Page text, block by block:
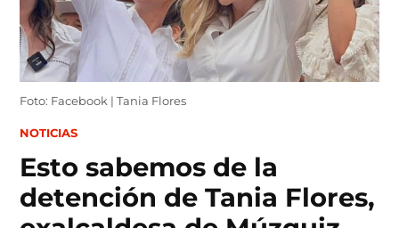
Foto: Facebook | Tania Flores
POSTED
NOTICIAS
Esto sabemos de la
detención de Tania Flores,